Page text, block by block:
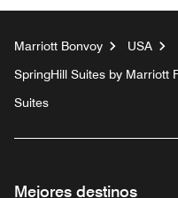
Marriott Bonvoy USA
SpringHill Suites by Marriott
Suites
Mejores destinos